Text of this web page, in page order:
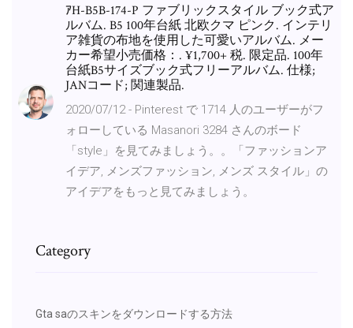
ｱH-B5B-174-P ファブリックスタイル ブック式ア
ルバム. B5 100年台紙 北欧クマ ピンク. インテリ
ア雑貨の布地を使用した可愛いアルバム. メー
カー希望小売価格：. ¥1,700+ 税. 限定品. 100年
台紙B5サイズブック式フリーアルバム. 仕様;
JANコード; 関連製品.
2020/07/12 - Pinterest で 1714 人のユーザーがフ
ォローしている Masanori 3284 さんのボード
「style」を見てみましょう。。「ファッションア
イデア, メンズファッション, メンズ スタイル」の
アイデアをもっと見てみましょう。
Category
Gta saのスキンをダウンロードする方法